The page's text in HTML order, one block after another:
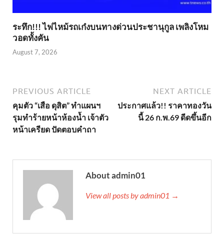
ระทึก!!! ไฟไหม้รถเก๋งบนทางด่วนประชานุกูล เพลิงโหม
วอดทั้งคัน
August 7, 2026
PREVIOUS ARTICLE
คุมตัว “เสือ ดุสิต” ทำแผนฯ
รุมทำร้ายหน้าห้องน้ำ เจ้าตัว
หน้าเครียด ปัดตอบคำถา
NEXT ARTICLE
ประกาศแล้ว!! ราคาทองวัน
นี้ 26 ก.พ.69 ดีดขึ้นอีก
About admin01
View all posts by admin01 →